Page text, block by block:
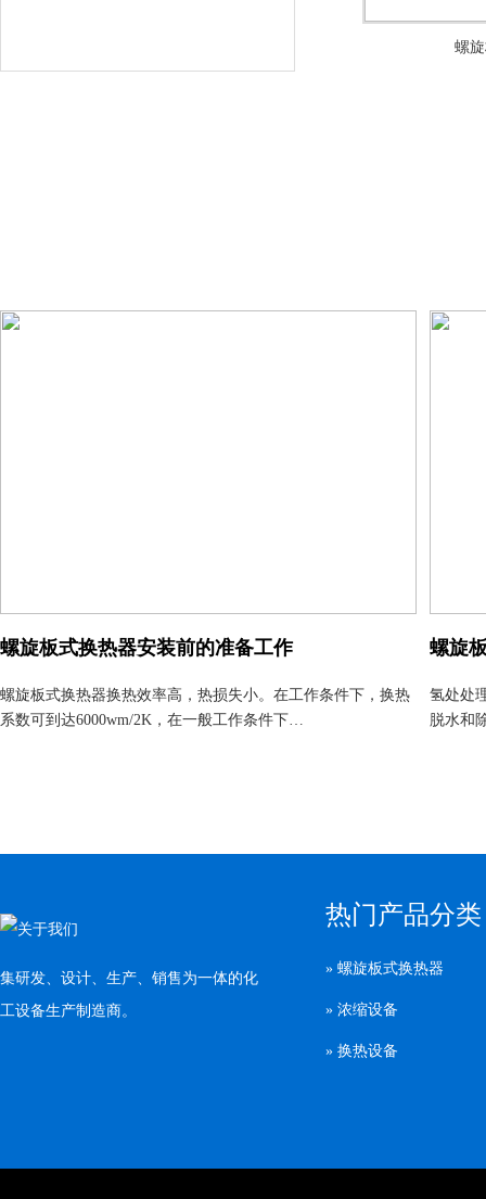
螺
螺旋板式换热器安装前的准备工作
螺旋板式换热器换热效率高，热损失小。在工作条件下，换热
系数可到达6000wm/2K，在一般工作条件下…
螺旋
氢处处
脱水和
集研发、设计、生产、销售为一体的化
工设备生产制造商。
热门产品分类
» 螺旋板式换热器
» 浓缩设备
» 换热设备